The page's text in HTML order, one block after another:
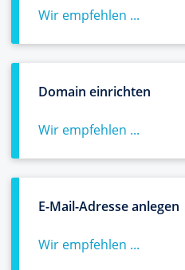
Wir empfehlen ...
Domain einrichten
Wir empfehlen ...
E-Mail-Adresse anlegen
Wir empfehlen ...